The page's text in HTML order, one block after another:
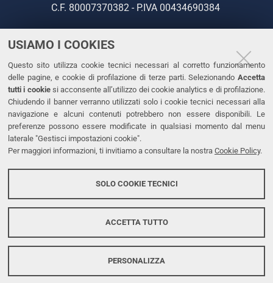
USIAMO I COOKIES
Questo sito utilizza cookie tecnici necessari al corretto funzionamento
delle pagine, e cookie di profilazione di terze parti. Selezionando Accetta
tutti i cookiesi acconsente all’utilizzo dei cookie analytics e di profilazione.
Chiudendo il banner verranno utilizzati solo i cookie tecnici necessari alla
navigazione e alcuni contenuti potrebbero non essere disponibili. Le
preferenze possono essere modificate in qualsiasi momento dal menu
laterale "Gestisci impostazioni cookie".
Per maggiori informazioni, ti invitiamo a consultare la nostra Cookie Policy.
SOLO COOKIE TECNICI
ACCETTA TUTTO
PERSONALIZZA
C.F. 80007370382 - P.IVA 00434690384
CONTATTI
Tel. +39 0532 293111
Fax. +39 0532 293031
PEC
LINKS
Dichiarazione di accessibilità
Protezione dati personali